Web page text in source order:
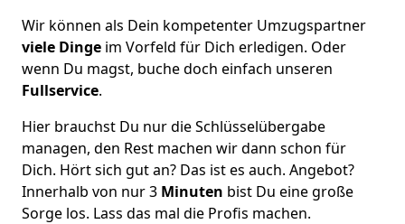
Wir können als Dein kompetenter Umzugspartner
viele Dinge im Vorfeld für Dich erledigen. Oder
wenn Du magst, buche doch einfach unseren
Fullservice.
Hier brauchst Du nur die Schlüsselübergabe
managen, den Rest machen wir dann schon für
Dich. Hört sich gut an? Das ist es auch. Angebot?
Innerhalb von nur 3 Minuten bist Du eine große
Sorge los. Lass das mal die Profis machen.